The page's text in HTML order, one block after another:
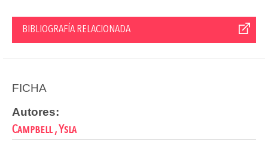
BIBLIOGRAFÍA RELACIONADA
FICHA
Autores:
Campbell , Ysla